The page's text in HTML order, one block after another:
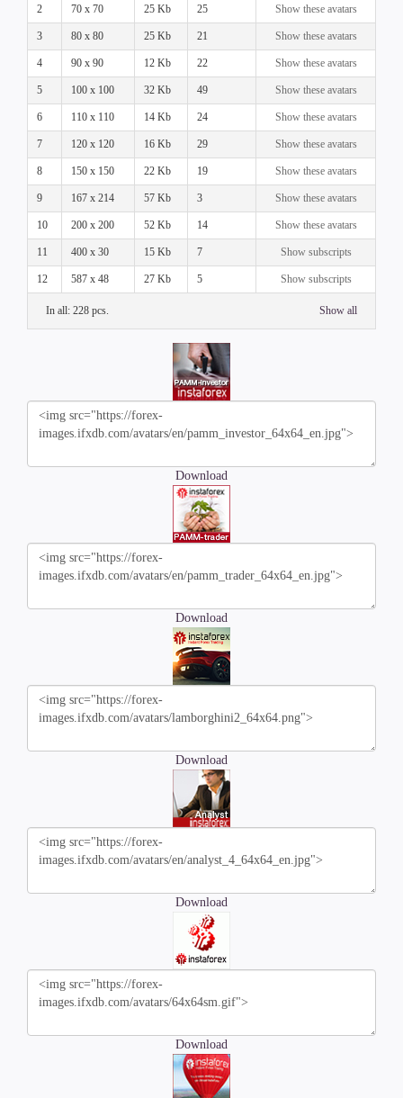
2 70 x 70 25 Kb 25 Show these avatars
3 80 x 80 25 Kb 21 Show these avatars
4 90 x 90 12 Kb 22 Show these avatars
5 100 x 100 32 Kb 49 Show these avatars
6 110 x 110 14 Kb 24 Show these avatars
7 120 x 120 16 Kb 29 Show these avatars
8 150 x 150 22 Kb 19 Show these avatars
9 167 x 214 57 Kb 3 Show these avatars
10 200 x 200 52 Kb 14 Show these avatars
11 400 x 30 15 Kb 7 Show subscripts
12 587 x 48 27 Kb 5 Show subscripts
In all: 228 pcs. Show all
Download
Download
Download
Download
Download